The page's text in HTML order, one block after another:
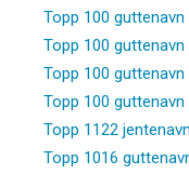
Topp 100 guttenavn
Topp 100 guttenavn
Topp 100 guttenavn
Topp 100 guttenavn
Topp 1122
Topp 1016